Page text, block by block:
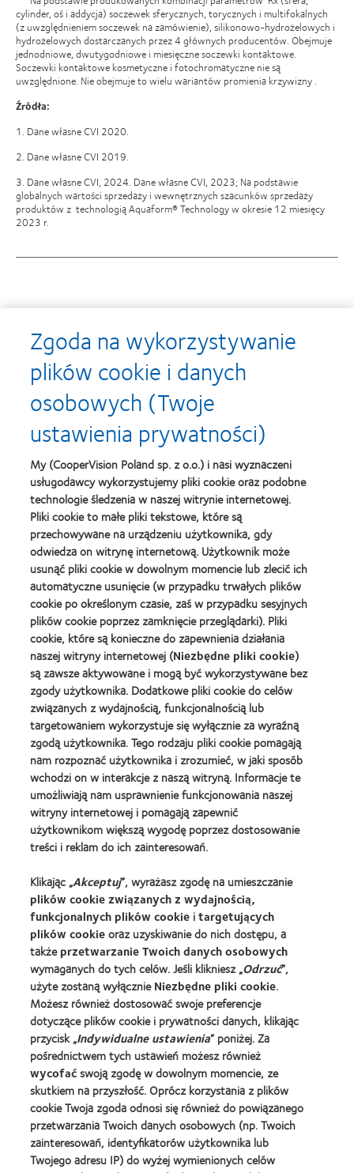
cylinder, oś i addycja) soczewek sferycznych, torycznych i multifokalnych
(z uwzględnieniem soczewek na zamówienie), silikonowo-hydrożelowych i
hydrożelowych dostarczanych przez 4 głównych producentów. Obejmuje
jednodniowe, dwutygodniowe i miesięczne soczewki kontaktowe.
Soczewki kontaktowe kosmetyczne i fotochromatyczne nie są
uwzględnione. Nie obejmuje to wielu wariantów promienia krzywizny .
Źródła:
1. Dane własne CVI 2020.
2. Dane własne CVI 2019.
3. Dane własne CVI, 2024. Dane własne CVI, 2023; Na podstawie
globalnych wartości sprzedaży i wewnętrznych szacunków sprzedaży
produktów z technologią Aquaform® Technology w okresie 12 miesięcy
2023 r.
Nagrody
Learn
more
about
Soczewki
-
nagroda
dla
najlepszego
produktu
Silmo
d'Or
(2013)
Learn
more
about
Contact
Product
of
the
Year
(2013)
Learn
more
about
Best
Companies
for
Leaders
2010
i
2012
(2012)
Learn
more
about
2012
REBRAND
100®
Global
Award
(2012)
Learn
more
about
Lider
kontaktologii
Learn
more
about
Fundacja
Anny
Dymnej
Learn
more
about
BCLA
Industry
Award
Nasze Produkty
Znajdź soczewki dla siebie
Technologia soczewek kontaktowych
Znajdz Specjaliste
Soczewki kontaktowe i wzrok
Nowy użytkownik
Doświadczony użytkownik
Blog
O Nas
Kariera
Wiadomości globalne
Kontakt
Zgoda na wykorzystywanie
plików cookie i danych
osobowych (Twoje
ustawienia prywatności)
My (CooperVision Poland sp. z o.o.) i nasi wyznaczeni
usługodawcy wykorzystujemy pliki cookie oraz podobne
technologie śledzenia w naszej witrynie internetowej.
Pliki cookie to małe pliki tekstowe, które są
przechowywane na urządzeniu użytkownika, gdy
odwiedza on witrynę internetową. Użytkownik może
usunąć pliki cookie w dowolnym momencie lub zlecić ich
automatyczne usunięcie (w przypadku trwałych plików
cookie po określonym czasie, zaś w przypadku sesyjnych
plików cookie poprzez zamknięcie przeglądarki). Pliki
cookie, które są konieczne do zapewnienia działania
naszej witryny internetowej (Niezbędne pliki cookie)
są zawsze aktywowane i mogą być wykorzystywane bez
zgody użytkownika. Dodatkowe pliki cookie do celów
związanych z wydajnością, funkcjonalnością lub
targetowaniem wykorzystuje się wyłącznie za wyraźną
zgodą użytkownika. Tego rodzaju pliki cookie pomagają
nam rozpoznać użytkownika i zrozumieć, w jaki sposób
wchodzi on w interakcje z naszą witryną. Informacje te
umożliwiają nam usprawnienie funkcjonowania naszej
witryny internetowej i pomagają zapewnić
użytkownikom większą wygodę poprzez dostosowanie
treści i reklam do ich zainteresowań.
Klikając „Akceptuj”, wyrażasz zgodę na umieszczanie
plików cookie związanych z wydajnością,
funkcjonalnych plików cookie itargetujących
plików cookieoraz uzyskiwanie do nich dostępu, a
takżeprzetwarzanie Twoich danych osobowych
wymaganych do tych celów. Jeśli klikniesz „Odrzuć”,
użyte zostaną wyłącznieNiezbędne pliki cookie.
Możesz również dostosować swoje preferencje
dotyczące plików cookie i prywatności danych, klikając
przycisk „Indywidualne ustawienia” poniżej. Za
pośrednictwem tych ustawień możesz również
wycofaćswoją zgodę w dowolnym momencie, ze
skutkiem na przyszłość. Oprócz korzystania z plików
cookie Twoja zgoda odnosi się również do powiązanego
przetwarzania Twoich danych osobowych (np. Twoich
zainteresowań, identyfikatorów użytkownika lub
Twojego adresu IP) do wyżej wymienionych celów